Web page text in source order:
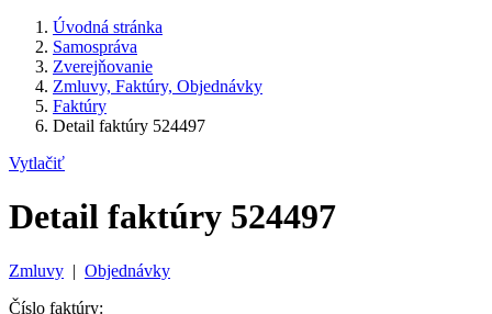
Úvodná stránka
Samospráva
Zverejňovanie
Zmluvy, Faktúry, Objednávky
Faktúry
Detail faktúry 524497
Vytlačiť
Detail faktúry 524497
Zmluvy | Objednávky
Číslo faktúry: